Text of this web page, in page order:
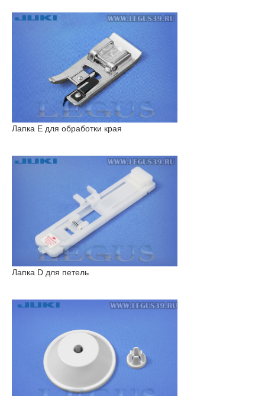
Лапка E для обработки края
Лапка D для петель